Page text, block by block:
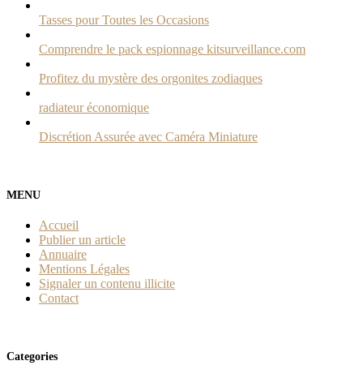
Tasses pour Toutes les Occasions
Comprendre le pack espionnage kitsurveillance.com
Profitez du mystère des orgonites zodiaques
radiateur économique
Discrétion Assurée avec Caméra Miniature
MENU
Accueil
Publier un article
Annuaire
Mentions Légales
Signaler un contenu illicite
Contact
Categories